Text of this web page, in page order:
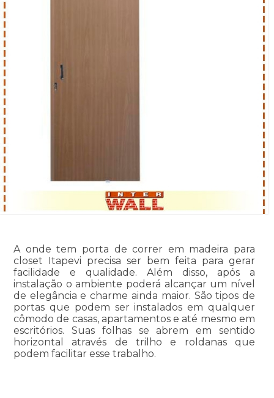
A onde tem porta de correr em madeira para
closet Itapevi precisa ser bem feita para gerar
facilidade e qualidade. Além disso, após a
instalação o ambiente poderá alcançar um nível
de elegância e charme ainda maior. São tipos de
portas que podem ser instalados em qualquer
cômodo de casas, apartamentos e até mesmo em
escritórios. Suas folhas se abrem em sentido
horizontal através de trilho e roldanas que
podem facilitar esse trabalho.